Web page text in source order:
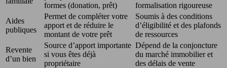
formes (donation, prêt)
formalisation rigoureuse
Aides
publiques
Permet de compléter votre
apport et de réduire le
montant de votre prêt
Soumis à des conditions
d’éligibilité et des plafonds
de ressources
Revente
d’un bien
Source d’apport importante
si vous êtes déjà
propriétaire
Dépend de la conjoncture
du marché immobilier et
des délais de vente